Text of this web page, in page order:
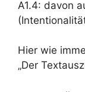
A1.4: davon
Hier wie
„Der